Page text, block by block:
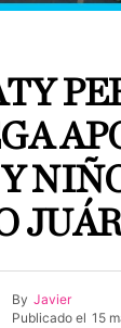
By Javier
Publicado el 15